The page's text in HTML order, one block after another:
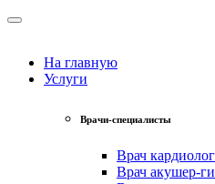
На главную
Услуги
Врачи-специалисты
Врач кардиолог
Врач акушер-